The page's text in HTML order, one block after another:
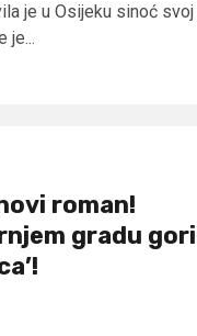
je u Osijeku sinoć svoj
je...
roman!
gradu gori